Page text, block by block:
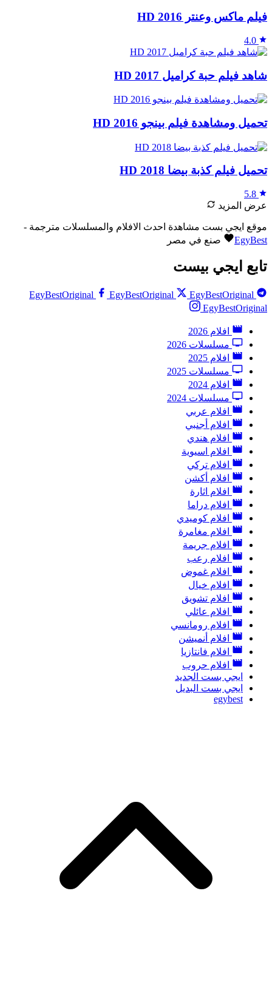
فيلم ماكس وعنتر 2016 HD
4.0
شاهد فيلم حبة كراميل 2017 HD
تحميل ومشاهدة فيلم بينجو 2016 HD
تحميل فيلم كذبة بيضا 2018 HD
5.8
عرض المزيد
موقع ايجي بست مشاهدة احدث الافلام والمسلسلات مترجمة -
EgyBest
صنع في مصر
تابع ايجي بيست
EgyBestOriginal EgyBestOriginal
EgyBestOriginal
EgyBestOriginal
افلام 2026
مسلسلات 2026
افلام 2025
مسلسلات 2025
افلام 2024
مسلسلات 2024
افلام عربي
افلام أجنبي
افلام هندي
افلام اسيوية
افلام تركي
افلام أكشن
افلام اثارة
افلام دراما
افلام كوميدي
افلام مغامرة
افلام جريمة
افلام رعب
افلام غموض
افلام خيال
افلام تشويق
افلام عائلي
افلام رومانسي
افلام أنميشن
افلام فانتازيا
افلام حروب
ايجي بست الجديد
ايجي بست البديل
egybest